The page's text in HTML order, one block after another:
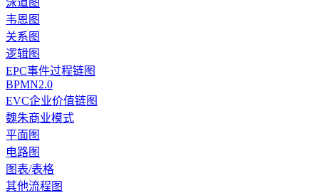
泳道图
韦恩图
关系图
逻辑图
EPC事件过程链图
BPMN2.0
EVC企业价值链图
魏朱商业模式
平面图
电路图
图表/表格
其他流程图